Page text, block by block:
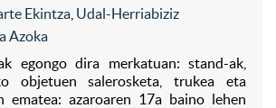
Ekintza Udal-Herriabiziz
Azoka
egongo dira merkatuan: stand-ak,
objetuen salerosketa, trukea eta
ematea: azaroaren 17a baino lehen